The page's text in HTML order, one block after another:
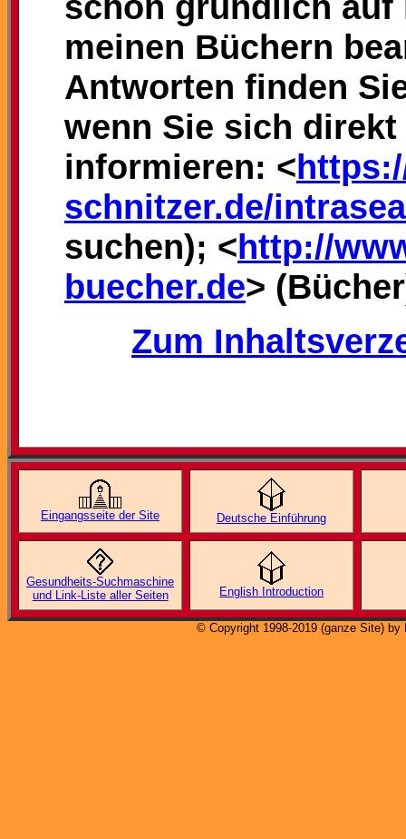
meinen Büchern
Antworten finden
wenn Sie sich
informieren: <
schnitzer.de/
suchen); <http://
buecher.de>
Zum
Eingangsseite der Site Deutsche Einführung
Gesundheits-Suchmaschine
und Link-Liste aller Seiten
English Introduction
© Copyright 1998-2019 (ganze Site)